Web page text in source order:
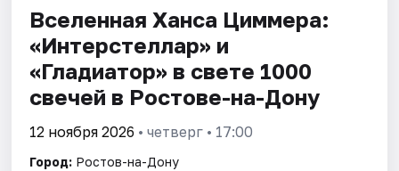
Площадки
Артисты
Вселенная Ханса Циммера:
«Интерстеллар» и
«Гладиатор» в свете 1000
свечей в Ростове-на-Дону
12 ноября 2026 • четверг • 17:00
Город: Ростов-на-Дону